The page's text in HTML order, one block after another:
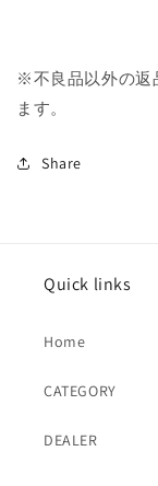
※不良品以外の返
ます。
Share
Quick links
Home
CATEGORY
DEALER